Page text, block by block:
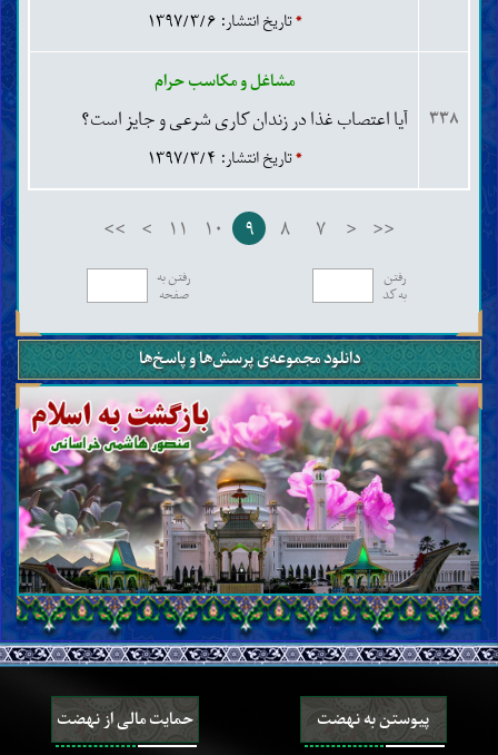
*تاریخ انتشار: ۱۳۹۷/۳/۶
۳۳۸
مشاغل و مکاسب حرام
آیا اعتصاب غذا در زندان کاری شرعی و جایز است؟
*تاریخ انتشار: ۱۳۹۷/۳/۴
<<
< ۷ ۸ ۹ ۱۰ ۱۱ >
>>
رفتن
به کد
رفتن به
صفحه
دانلود مجموعه‌ی پرسش‌ها و پاسخ‌ها
پیوستن به نهضت حمایت مالی از نهضت